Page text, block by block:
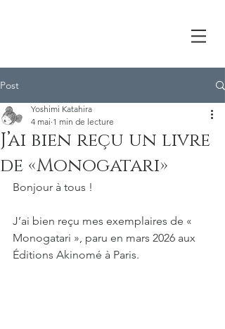
Post
J’ai bien reçu un livre
de «Monogatari»
Yoshimi Katahira
4 mai 1 min de lecture
Bonjour à tous !
J’ai bien reçu mes exemplaires de «
Monogatari », paru en mars 2026 aux
Éditions Akinomé à Paris.